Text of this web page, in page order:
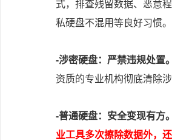
式，排查残留数据、恶意
私硬盘不混用等良好习惯。
-涉密硬盘：严禁违规处置。
资质的专业机构彻底清除
-普通硬盘：安全变现有方。
业工具多次擦除数据外，